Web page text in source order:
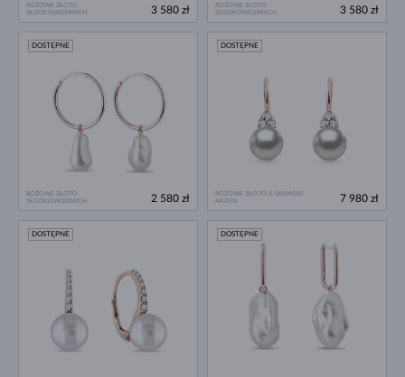
RÓŻOWE ZŁOTO
SŁODKOWODNYCH
3 580 zł
RÓŻOWE ZŁOTO
SŁODKOWODNYCH
3 580 zł
RÓŻOWE ZŁOTO
SŁODKOWODNYCH
DOSTĘPNE
2 580 zł
RÓŻOWE ZŁOTO & DIAMENT
AKOYA
DOSTĘPNE
7 980 zł
DOSTĘPNE DOSTĘPNE